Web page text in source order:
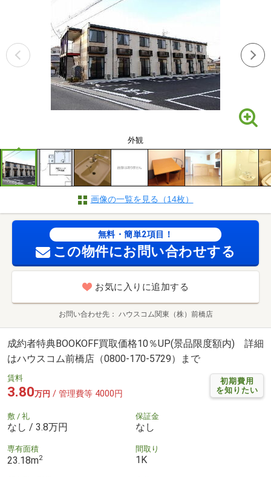
外観
画像の一覧を見る（14枚）
無料・簡単2項目！
この物件にお問い合わせする
お気に入りに追加する
お問い合わせ先 ハウスコム関東（株）前橋店
成約者特典BOOKOFF買取価格10％UP(景品限度額内) 詳細
はハウスコム前橋店（0800-170-5729）まで
初期費用
を知りたい
賃料
3.80万円 / 管理費等 4000円
敷 / 礼
なし / 3.8万円
保証金
なし
専有面積
23.18m2
間取り
1K